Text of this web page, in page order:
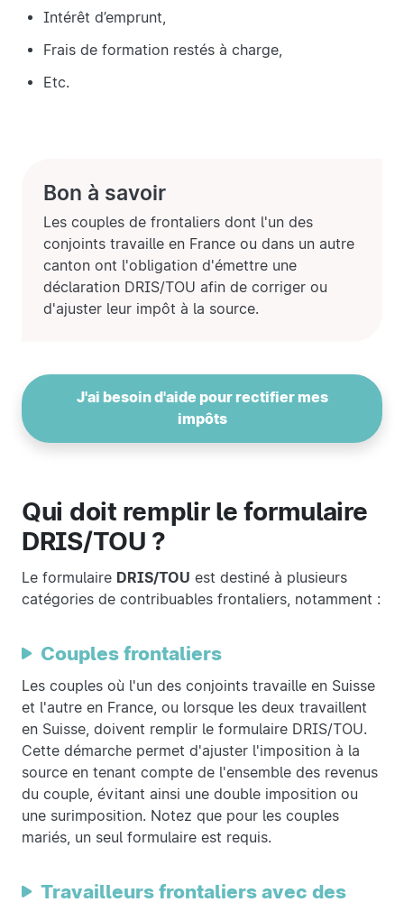
Intérêt d’emprunt,
Frais de formation restés à charge,
Etc.
Bon à savoir
Les couples de frontaliers dont l'un des
conjoints travaille en France ou dans un autre
canton ont l'obligation d'émettre une
déclaration DRIS/TOU afin de corriger ou
d'ajuster leur impôt à la source.
J'ai besoin d'aide pour rectifier mes
impôts
Qui doit remplir le formulaire
DRIS/TOU ?
Le formulaire DRIS/TOU est destiné à plusieurs
catégories de contribuables frontaliers, notamment :
Couples frontaliers
Les couples où l'un des conjoints travaille en Suisse
et l'autre en France, ou lorsque les deux travaillent
en Suisse, doivent remplir le formulaire DRIS/TOU.
Cette démarche permet d'ajuster l'imposition à la
source en tenant compte de l'ensemble des revenus
du couple, évitant ainsi une double imposition ou
une surimposition. Notez que pour les couples
mariés, un seul formulaire est requis.
Travailleurs frontaliers avec des